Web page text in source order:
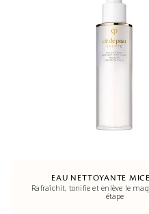
EAU NETTOYANTE
Rafraîchit, tonifie et enlève le
étape